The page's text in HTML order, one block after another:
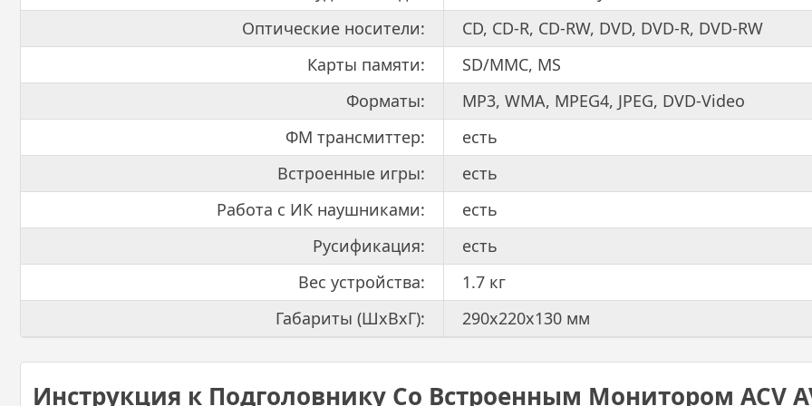
Оптические носители:
CD, CD-R, CD-RW, DVD, DVD-R, DVD-RW
Карты памяти:
SD/MMC, MS
Форматы:
MP3, WMA, MPEG4, JPEG, DVD-Video
ФМ трансмиттер:
есть
Встроенные игры:
есть
Работа с ИК наушниками:
есть
Русификация:
есть
Вес устройства:
1.7 кг
Габариты (ШхВхГ):
290x220x130 мм
Инструкция к Подголовнику Со Встроенным Монитором ACV